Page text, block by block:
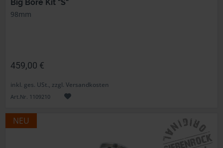
Big Bore Kit "S"
98mm
459,00 €
inkl. ges. USt., zzgl. Versandkosten
Art.Nr. 1109210
NEU